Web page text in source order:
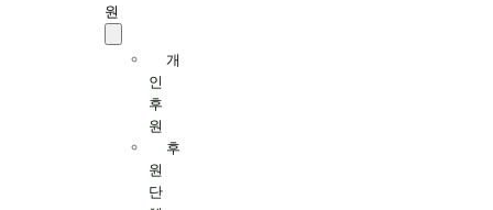
원
개
인
후
원
후
원
단